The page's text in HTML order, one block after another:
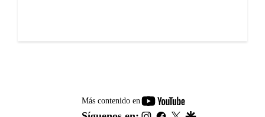
Más contenido en
youtube-
footer
instagram
facebook
twitter